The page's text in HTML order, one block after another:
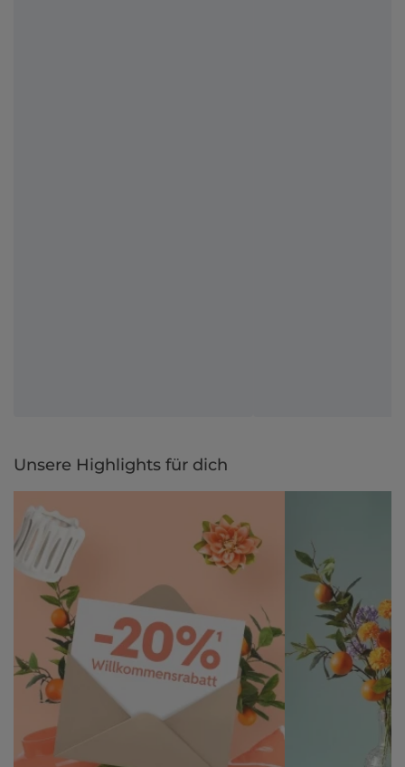
Unsere Highlights für dich